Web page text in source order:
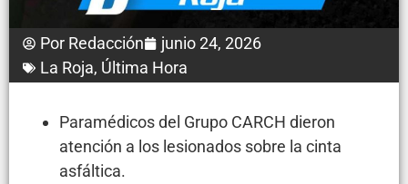
Por Redacción
junio 24, 2026
La Roja, Última Hora
Paramédicos del Grupo CARCH dieron
atención a los lesionados sobre la cinta
asfáltica.